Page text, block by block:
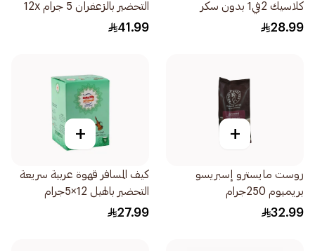
كلاسيك 2في1 بدون سكر
30×12جرام
28.99
التحضير بالزعفران 5 جرام 12x
كوب
41.99
+
روست مايسترو إسبريسو
بريميوم 250جرام
32.99
+
كيف المسافر قهوة عربية سريعة
التحضير بالهيل 12×5جرام
27.99